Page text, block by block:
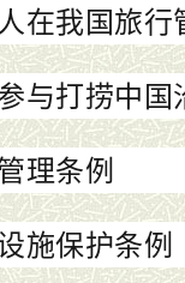
在我国旅
与打捞中
理条例
施保护条例